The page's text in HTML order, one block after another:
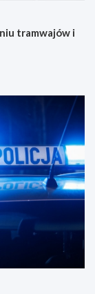
tramwajów i